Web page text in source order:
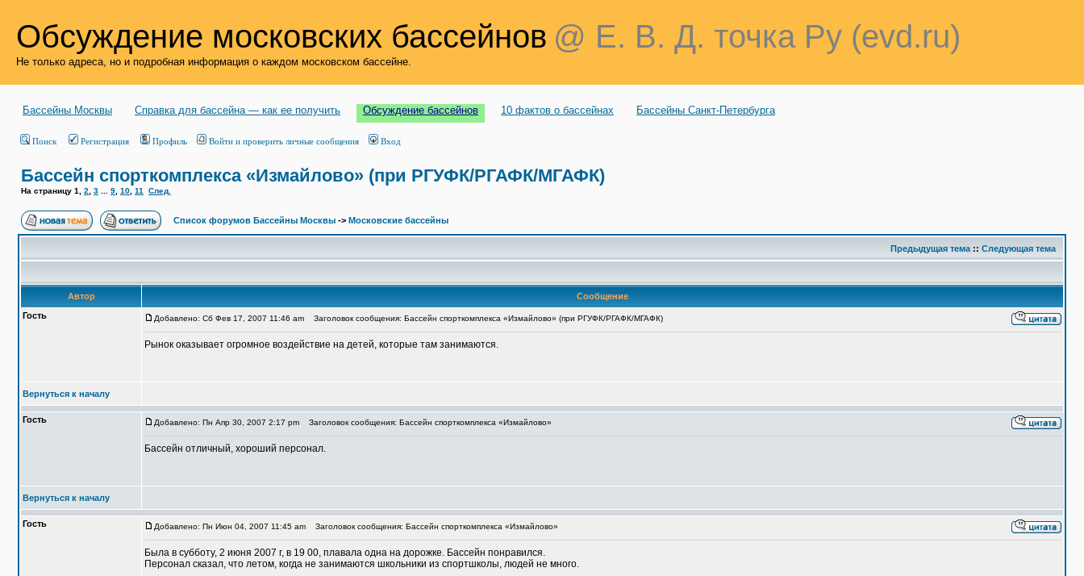
Обсуждение московских бассейнов @ Е. В. Д. точка Ру (evd.ru)
Не только адреса, но и подробная информация о каждом московском бассейне.
Бассейны Москвы Справка для бассейна — как ее получить Обсуждение бассейнов 10 фактов о бассейнах Бассейны Санкт-Петербурга
Поиск Регистрация Профиль Войти и проверить личные сообщения Вход
Бассейн спорткомплекса «Измайлово» (при РГУФК/РГАФК/МГАФК)
На страницу 1 2 3 9 10 11 След.
Список форумов Бассейны Москвы -> Московские бассейны
Предыдущая тема :: Следующая тема
Автор
Сообщение
Гость
Добавлено: Сб Фев 17, 2007 11:46 am Заголовок сообщения: Бассейн спорткомплекса «Измайлово» (при РГУФК/РГАФК/МГАФК)
Рынок оказывает огромное воздействие на детей, которые там занимаются.
Вернуться к началу
Гость Добавлено: Пн Апр 30, 2007 2:17 pm Заголовок сообщения: Бассейн спорткомплекса «Измайлово»
Бассейн отличный, хороший персонал.
Вернуться к началу
Гость Добавлено: Пн Июн 04, 2007 11:45 am Заголовок сообщения: Бассейн спорткомплекса «Измайлово»
Была в субботу, 2 июня 2007 г, в 19 00, плавала одна на дорожке. Бассейн понравился.
Персонал сказал, что летом, когда не занимаются школьники из спортшколы, людей не много.